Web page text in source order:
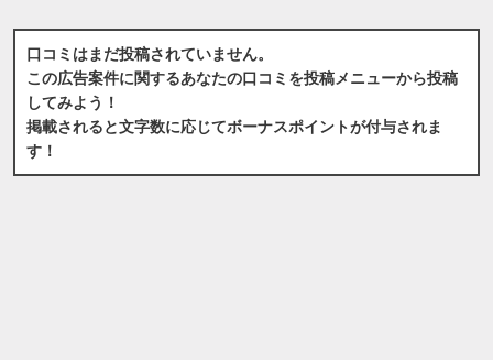
口コミはまだ投稿されていません。
この広告案件に関するあなたの口コミを投稿メニューから投稿
してみよう！
掲載されると文字数に応じてボーナスポイントが付与されま
す！